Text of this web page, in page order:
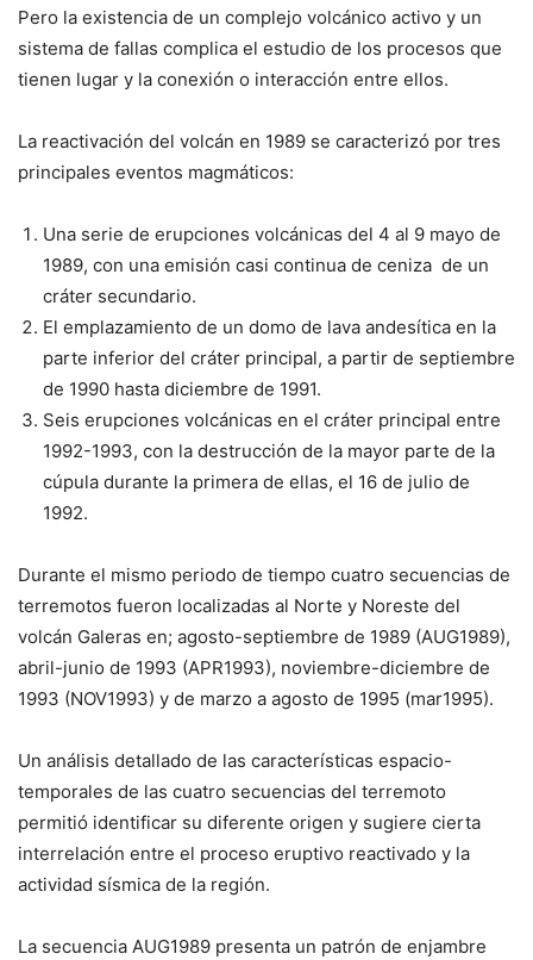
Pero la existencia de un complejo volcánico activo y un
sistema de fallas complica el estudio de los procesos que
tienen lugar y la conexión o interacción entre ellos.
La reactivación del volcán en 1989 se caracterizó por tres
principales eventos magmáticos:
Una serie de erupciones volcánicas del 4 al 9 mayo de
1989, con una emisión casi continua de ceniza de un
cráter secundario.
El emplazamiento de un domo de lava andesítica en la
parte inferior del cráter principal, a partir de septiembre
de 1990 hasta diciembre de 1991.
Seis erupciones volcánicas en el cráter principal entre
1992-1993, con la destrucción de la mayor parte de la
cúpula durante la primera de ellas, el 16 de julio de
1992.
Durante el mismo periodo de tiempo cuatro secuencias de
terremotos fueron localizadas al Norte y Noreste del
volcán Galeras en; agosto-septiembre de 1989 (AUG1989),
abril-junio de 1993 (APR1993), noviembre-diciembre de
1993 (NOV1993) y de marzo a agosto de 1995 (mar1995).
Un análisis detallado de las características espacio-
temporales de las cuatro secuencias del terremoto
permitió identificar su diferente origen y sugiere cierta
interrelación entre el proceso eruptivo reactivado y la
actividad sísmica de la región.
La secuencia AUG1989 presenta un patrón de enjambre